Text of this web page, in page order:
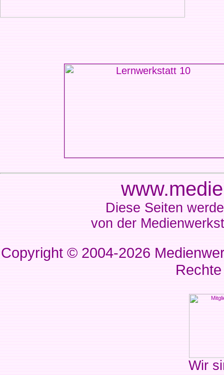
Diese Seiten
von der
Copyright © 2004-2026
Wir